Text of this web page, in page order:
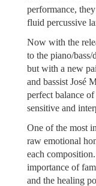
performance,
fluid percussive
Now with the
to the piano/
but with a new
and bassist José
perfect balance
sensitive and
One of the most
raw emotional
each
importance of
and the healing